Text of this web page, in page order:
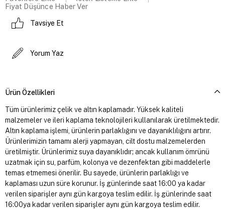
Fiyat Düşünce Haber Ver
Tavsiye Et
Yorum Yaz
Ürün Özellikleri
Tüm ürünlerimiz çelik ve altın kaplamadır. Yüksek kaliteli
malzemeler ve ileri kaplama teknolojileri kullanılarak üretilmektedir.
Altın kaplama işlemi, ürünlerin parlaklığını ve dayanıklılığını artırır.
Ürünlerimizin tamamı alerji yapmayan, cilt dostu malzemelerden
üretilmiştir. Ürünlerimiz suya dayanıklıdır; ancak kullanım ömrünü
uzatmak için su, parfüm, kolonya ve dezenfektan gibi maddelerle
temas etmemesi önerilir. Bu sayede, ürünlerin parlaklığı ve
kaplaması uzun süre korunur. İş günlerinde saat 16:00 ya kadar
verilen siparişler aynı gün kargoya teslim edilir. İş günlerinde saat
16:00ya kadar verilen siparişler aynı gün kargoya teslim edilir.